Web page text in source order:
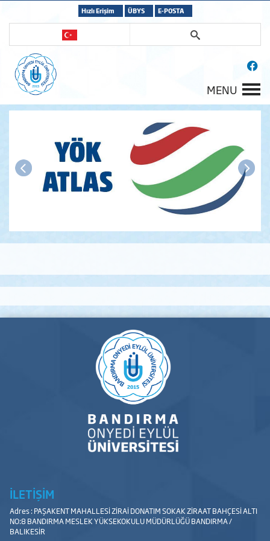
Hızlı Erişim ÜBYS E-POSTA
MENU
İLETİŞİM
Adres : PAŞAKENT MAHALLESİ ZİRAİ DONATIM SOKAK ZİRAAT BAHÇESİ ALTI
NO:8 BANDIRMA MESLEK YÜKSEKOKULU MÜDÜRLÜĞÜ BANDIRMA /
BALIKESİR